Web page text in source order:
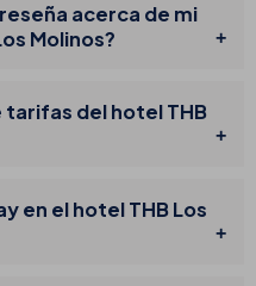
acerca de mi
Molinos?
tarifas del hotel THB
en el hotel THB Los